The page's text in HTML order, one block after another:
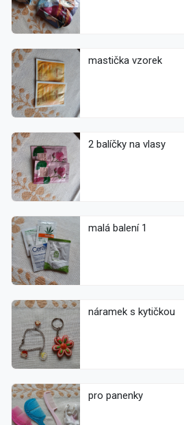
mastička vzorek
2 balíčky na vlasy
malá balení 1
náramek s kytičkou
pro panenky